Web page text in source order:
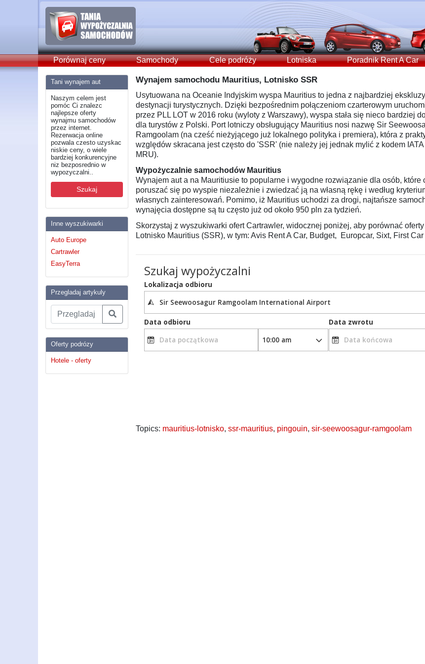
Porównaj ceny Samochody Cele podróży Lotniska Poradnik Rent A Car
Tani wynajem aut
Naszym celem jest
pomóc Ci znalezc
najlepsze oferty
wynajmu samochodów
przez internet.
Rezerwacja online
pozwala czesto uzyskac
niskie ceny, o wiele
bardziej konkurencyjne
niz bezposrednio w
wypozyczalni..
Szukaj
Inne wyszukiwarki
Auto Europe
Cartrawler
EasyTerra
Przegladaj artykuly
Oferty podrózy
Hotele - oferty
Wynajem samochodu Mauritius, Lotnisko SSR
Usytuowana na Oceanie Indyjskim wyspa Mauritius to jedna z najbardziej
destynacji turystycznych. Dzięki bezpośrednim połączeniom czarterowym
przez PLL LOT w 2016 roku (wyloty z Warszawy), wyspa stała się nieco bardziej
dla turystów z Polski. Port lotniczy obsługujący Mauritius nosi nazwę Sir
Ramgoolam (na cześć nieżyjącego już lokalnego polityka i premiera), która z
względów skracana jest często do 'SSR' (nie należy jej jednak mylić z kodem
MRU).
Wypożyczalnie samochodów Mauritius
Wynajem aut a na Mauritiusie to popularne i wygodne rozwiązanie dla osób, które
poruszać się po wyspie niezależnie i zwiedzać ją na własną rękę i według
własnych zainteresowań. Pomimo, iż Mauritius uchodzi za drogi, najtańsze
wynajęcia dostępne są tu często już od około 950 pln za tydzień.
Skorzystaj z wyszukiwarki ofert Cartrawler, widocznej poniżej, aby porównać
Lotnisko Mauritius (SSR), w tym: Avis Rent A Car, Budget, Europcar, Sixt, First
Topics: mauritius-lotnisko,ssr-mauritius, pingouin,sir-seewoosagur-ramgoolam